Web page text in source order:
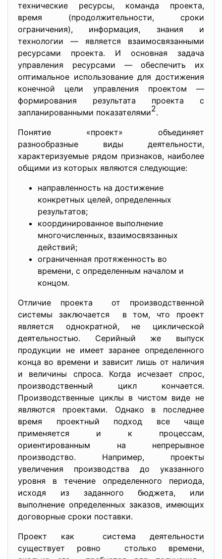
технические ресурсы, команда проекта,
время (продолжительности, сроки
ограничения), информация, знания и
технологии — является взаимосвязанными
ресурсами проекта. И основная задача
управления ресурсами — обеспечить их
оптимальное использование для достижения
конечной цели управления проектом —
формирования результата проекта с
запланированными показателями2.
Понятие «проект» объединяет
разнообразные виды деятельности,
характеризуемые рядом признаков, наиболее
общими из которых являются следующие:
направленность на достижение
конкретных целей, определенных
результатов;
координированное выполнение
многочисленных, взаимосвязанных
действий;
ограниченная протяженность во
времени, с определенным началом и
концом.
Отличие проекта от производственной
системы заключается в том, что проект
является однократной, не циклической
деятельностью. Серийный же выпуск
продукции не имеет заранее определенного
конца во времени и зависит лишь от наличия
и величины спроса. Когда исчезает спрос,
производственный цикл кончается.
Производственные циклы в чистом виде не
являются проектами. Однако в последнее
время проектный подход все чаще
применяется и к процессам,
ориентированным на непрерывное
производство. Например, проекты
увеличения производства до указанного
уровня в течение определенного периода,
исходя из заданного бюджета, или
выполнение определенных заказов, имеющих
договорные сроки поставки.
Проект как система деятельности
существует ровно столько времени,